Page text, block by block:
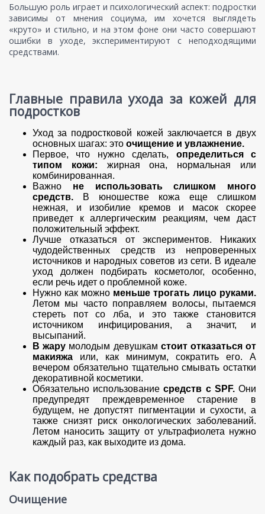
Большую роль играет и психологический аспект: подростки
зависимы от мнения социума, им хочется выглядеть
«круто» и стильно, и на этом фоне они часто совершают
ошибки в уходе, экспериментируют с неподходящими
средствами.
Главные правила ухода за кожей для
подростков
Уход за подростковой кожей заключается в двух
основных шагах: это очищение и увлажнение.
Первое, что нужно сделать, определиться с
типом кожи: жирная она, нормальная или
комбинированная.
Важно не использовать слишком много
средств.
В юношестве кожа еще слишком
нежная, и изобилие кремов и масок скорее
приведет к аллергическим реакциям, чем даст
положительный эффект.
Лучше отказаться от экспериментов. Никаких
чудодейственных средств из непроверенных
источников и народных советов из сети. В идеале
уход должен подбирать косметолог, особенно,
если речь идет о проблемной коже.
Нужно как можно меньше трогать лицо руками.
Летом мы часто поправляем волосы, пытаемся
стереть пот со лба, и это также становится
источником инфицирования, а значит, и
высыпаний.
В жару молодым девушкам стоит отказаться от
макияжа или, как минимум, сократить его. А
вечером обязательно тщательно смывать остатки
декоративной косметики.
Обязательно использованиесредств с SPF.Они
предупредят преждевременное старение в
будущем, не допустят пигментации и сухости, а
также снизят риск онкологических заболеваний.
Летом наносить защиту от ультрафиолета нужно
каждый раз, как выходите из дома.
Как подобрать средства
Очищение